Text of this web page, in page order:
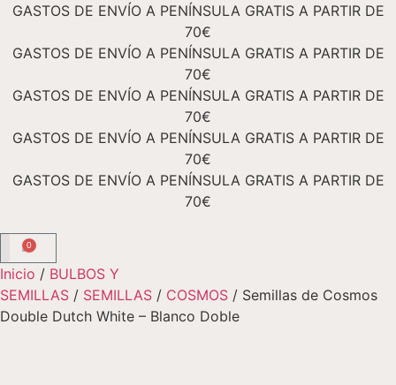
GASTOS DE ENVÍO A PENÍNSULA GRATIS A PARTIR DE
70€
GASTOS DE ENVÍO A PENÍNSULA GRATIS A PARTIR DE
70€
GASTOS DE ENVÍO A PENÍNSULA GRATIS A PARTIR DE
70€
GASTOS DE ENVÍO A PENÍNSULA GRATIS A PARTIR DE
70€
GASTOS DE ENVÍO A PENÍNSULA GRATIS A PARTIR DE
70€
0
Inicio / BULBOS Y
SEMILLAS / SEMILLAS / COSMOS / Semillas de Cosmos
Double Dutch White – Blanco Doble